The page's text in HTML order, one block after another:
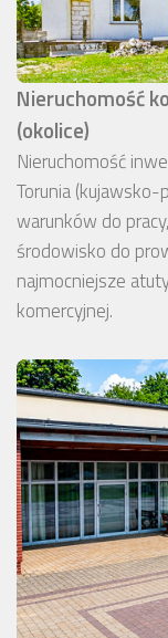
Nieruchomość
(okolice)
Nieruchomość
Torunia
warunków do
środowisko do
najmocniejsze
komercyjnej.